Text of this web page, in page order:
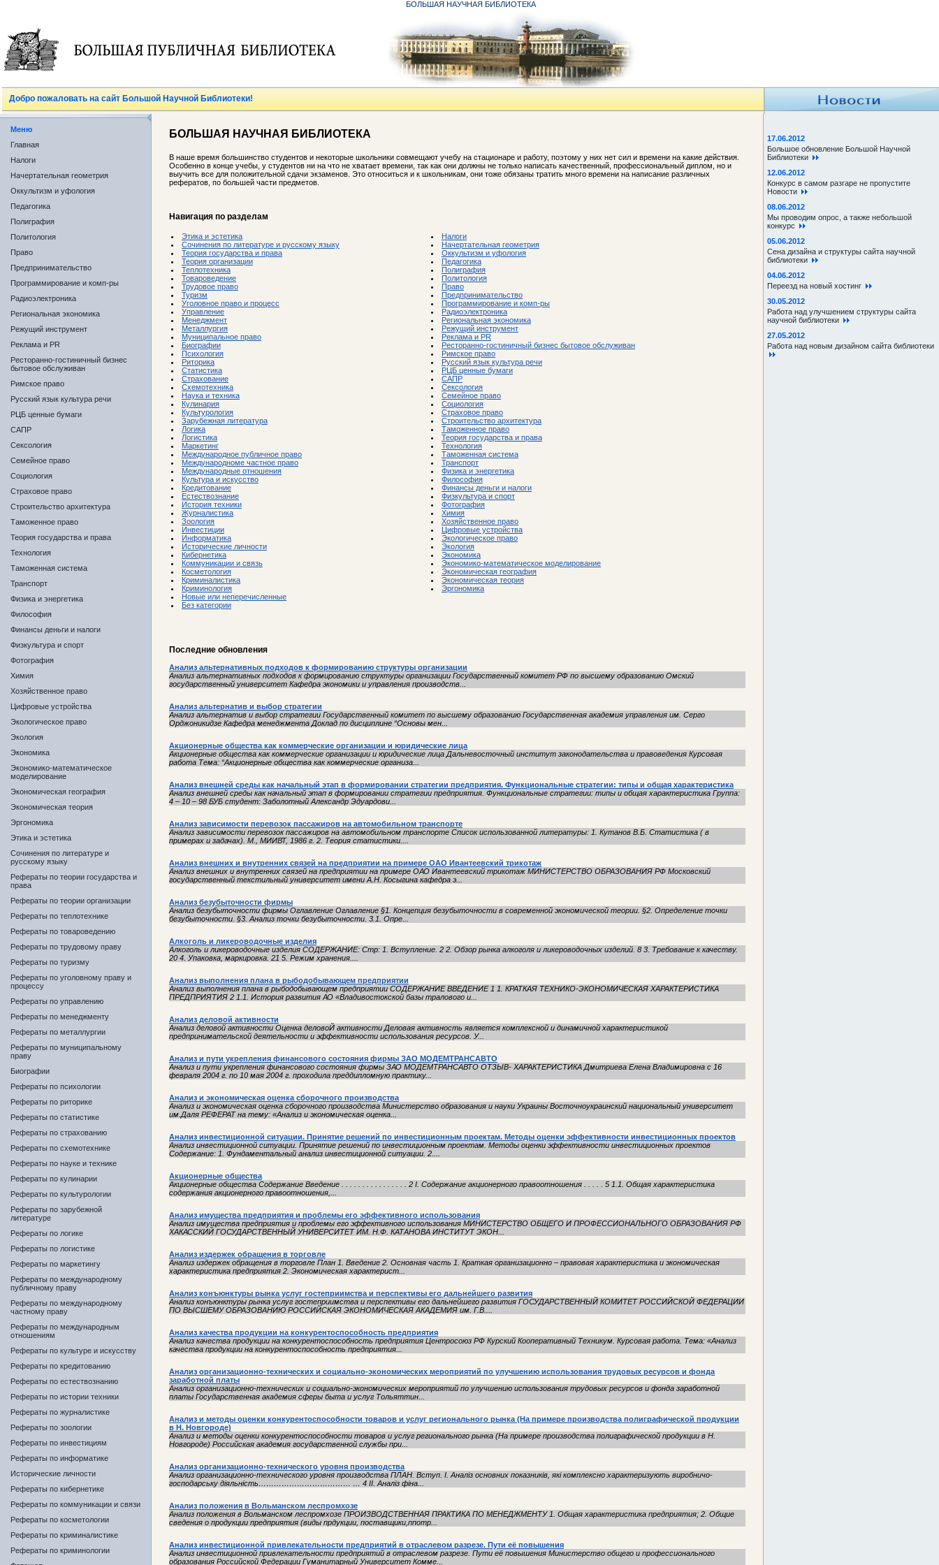
БОЛЬШАЯ НАУЧНАЯ БИБЛИОТЕКА
Добро пожаловать на сайт Большой Научной Библиотеки!
Меню
Главная
Налоги
Начертательная геометрия
Оккультизм и уфология
Педагогика
Полиграфия
Политология
Право
Предпринимательство
Программирование и комп-ры
Радиоэлектроника
Региональная экономика
Режущий инструмент
Реклама и PR
Ресторанно-гостиничный бизнес
бытовое обслуживан
Римское право
Русский язык культура речи
РЦБ ценные бумаги
САПР
Сексология
Семейное право
Социология
Страховое право
Строительство архитектура
Таможенное право
Теория государства и права
Технология
Таможенная система
Транспорт
Физика и энергетика
Философия
Финансы деньги и налоги
Физкультура и спорт
Фотография
Химия
Хозяйственное право
Цифровые устройства
Экологическое право
Экология
Экономика
Экономико-математическое
моделирование
Экономическая география
Экономическая теория
Эргономика
Этика и эстетика
Сочинения по литературе и
русскому языку
Рефераты по теории государства и
права
Рефераты по теории организации
Рефераты по теплотехнике
Рефераты по товароведению
Рефераты по трудовому праву
Рефераты по туризму
Рефераты по уголовному праву и
процессу
Рефераты по управлению
Рефераты по менеджменту
Рефераты по металлургии
Рефераты по муниципальному
праву
Биографии
Рефераты по психологии
Рефераты по риторике
Рефераты по статистике
Рефераты по страхованию
Рефераты по схемотехнике
Рефераты по науке и технике
Рефераты по кулинарии
Рефераты по культурологии
Рефераты по зарубежной
литературе
Рефераты по логике
Рефераты по логистике
Рефераты по маркетингу
Рефераты по международному
публичному праву
Рефераты по международному
частному праву
Рефераты по международным
отношениям
Рефераты по культуре и искусству
Рефераты по кредитованию
Рефераты по естествознанию
Рефераты по истории техники
Рефераты по журналистике
Рефераты по зоологии
Рефераты по инвестициям
Рефераты по информатике
Исторические личности
Рефераты по кибернетике
Рефераты по коммуникации и связи
Рефераты по косметологии
Рефераты по криминалистике
Рефераты по криминологии
БОЛЬШАЯ НАУЧНАЯ БИБЛИОТЕКА
В наше время большинство студентов и некоторые школьники совмещают учебу на стационаре и работу, поэтому у них нет сил и времени на какие действия.
Особенно в конце учебы, у студентов ни на что не хватает времени, так как они должны не только написать качественный, профессиональный диплом, но и
выучить все для положительной сдачи экзаменов. Это относиться и к школьникам, они тоже обязаны тратить много времени на написание различных
рефератов, по большей части предметов.
Навигация по разделам
Этика и эстетика
Сочинения по литературе и русскому языку
Теория государства и права
Теория организации
Теплотехника
Товароведение
Трудовое право
Туризм
Уголовное право и процесс
Управление
Менеджмент
Металлургия
Муниципальное право
Биографии
Психология
Риторика
Статистика
Страхование
Схемотехника
Наука и техника
Кулинария
Культурология
Зарубежная литература
Логика
Логистика
Маркетинг
Международное публичное право
Международноме частное право
Международные отношения
Культура и искусство
Кредитование
Естествознание
История техники
Журналистика
Зоология
Инвестиции
Информатика
Исторические личности
Кибернетика
Коммуникации и связь
Косметология
Криминалистика
Криминология
Новые или неперечисленные
Без категории
Налоги
Начертательная геометрия
Оккультизм и уфология
Педагогика
Полиграфия
Политология
Право
Предпринимательство
Программирование и комп-ры
Радиоэлектроника
Региональная экономика
Режущий инструмент
Реклама и PR
Ресторанно-гостиничный бизнес бытовое обслуживан
Римское право
Русский язык культура речи
РЦБ ценные бумаги
САПР
Сексология
Семейное право
Социология
Страховое право
Строительство архитектура
Таможенное право
Теория государства и права
Технология
Таможенная система
Транспорт
Физика и энергетика
Философия
Финансы деньги и налоги
Физкультура и спорт
Фотография
Химия
Хозяйственное право
Цифровые устройства
Экологическое право
Экология
Экономика
Экономико-математическое моделирование
Экономическая география
Экономическая теория
Эргономика
Последние обновления
Анализ альтернативных подходов к формированию структуры организации
Анализ альтернативных подходов к формированию структуры организации Государственный комитет РФ по высшему образованию Омский
государственный университет Кафедра экономики и управления производств...
Анализ альтернатив и выбор стратегии
Анализ альтернатив и выбор стратегии Государственный комитет по высшему образованию Государственная академия управления им. Серго
Орджоникидзе Кафедра менеджмента Доклад по дисциплине “Основы мен...
Акционерные общества как коммерческие организации и юридические лица
Акционерные общества как коммерческие организации и юридические лица Дальневосточный институт законодательства и правоведения Курсовая
работа Тема: “Акционерные общества как коммерческие организа...
Анализ внешней среды как начальный этап в формировании стратегии предприятия. Функциональные стратегии: типы и общая характеристика
Анализ внешней среды как начальный этап в формировании стратегии предприятия. Функциональные стратегии: типы и общая характеристика Группа:
4 – 10 – 98 БУБ студент: Заболотный Александр Эдуардови...
Анализ зависимости перевозок пассажиров на автомобильном транспорте
Анализ зависимости перевозок пассажиров на автомобильном транспорте Список использованной литературы: 1. Кутанов В.Б. Статистика ( в
примерах и задачах). М., МИИВТ, 1986 г. 2. Теория статистики....
Анализ внешних и внутренних связей на предприятии на примере ОАО Ивантеевский трикотаж
Анализ внешних и внутренних связей на предприятии на примере ОАО Ивантеевский трикотаж МИНИСТЕРСТВО ОБРАЗОВАНИЯ РФ Московский
государственный текстильный университет имени А.Н. Косыгина кафедра э...
Анализ безубыточности фирмы
Анализ безубыточности фирмы Оглавление Оглавление §1. Концепция безубыточности в современной экономической теории. §2. Определение точки
безубыточности. §3. Анализ точки безубыточности. 3.1. Опре...
Алкоголь и ликероводочные изделия
Алкоголь и ликероводочные изделия СОДЕРЖАНИЕ: Стр: 1. Вступление. 2 2. Обзор рынка алкоголя и ликероводочных изделий. 8 3. Требование к качеству.
20 4. Упаковка, маркировка. 21 5. Режим хранения....
Анализ выполнения плана в рыбодобывающем предприятии
Анализ выполнения плана в рыбодобывающем предприятии СОДЕРЖАНИЕ ВВЕДЕНИЕ 1 1. КРАТКАЯ ТЕХНИКО-ЭКОНОМИЧЕСКАЯ ХАРАКТЕРИСТИКА
ПРЕДПРИЯТИЯ 2 1.1. История развития АО «Владивостокской базы тралового и...
Анализ деловой активности
Анализ деловой активности Оценка деловоЙ активности Деловая активность является комплексной и динамичной характеристикой
предпринимательской деятельности и эффективности использования ресурсов. У...
Анализ и пути укрепления финансового состояния фирмы ЗАО МОДЕМТРАНСАВТО
Анализ и пути укрепления финансового состояния фирмы ЗАО МОДЕМТРАНСАВТО ОТЗЫВ- ХАРАКТЕРИСТИКА Дмитриева Елена Владимировна с 16
февраля 2004 г. по 10 мая 2004 г. проходила преддипломную практику...
Анализ и экономическая оценка сборочного производства
Анализ и экономическая оценка сборочного производства Министерство образования и науки Украины Восточноукраинский национальный университет
им.Даля РЕФЕРАТ на тему: «Анализ и экономическая оценка...
Анализ инвестиционной ситуации. Принятие решений по инвестиционным проектам. Методы оценки эффективности инвестиционных проектов
Анализ инвестиционной ситуации. Принятие решений по инвестиционным проектам. Методы оценки эффективности инвестиционных проектов
Содержание: 1. Фундаментальный анализ инвестиционной ситуации. 2....
Акционерные общества
Акционерные общества Содержание Введение . . . . . . . . . . . . . . . . 2 I. Содержание акционерного правоотношения . . . . . 5 1.1. Общая характеристика
содержания акционерного правоотношения,...
Анализ имущества предприятия и проблемы его эффективного использования
Анализ имущества предприятия и проблемы его эффективного использования МИНИСТЕРСТВО ОБЩЕГО И ПРОФЕССИОНАЛЬНОГО ОБРАЗОВАНИЯ РФ
ХАКАССКИЙ ГОСУДАРСТВЕННЫЙ УНИВЕРСИТЕТ ИМ. Н.Ф. КАТАНОВА ИНСТИТУТ ЭКОН...
Анализ издержек обращения в торговле
Анализ издержек обращения в торговле План 1. Введение 2. Основная часть 1. Краткая организационно – правовая характеристика и экономическая
характеристика предприятия 2. Экономическая характерист...
Анализ конъюнктуры рынка услуг гостеприимства и перспективы его дальнейшего развития
Анализ конъюнктуры рынка услуг гостеприимства и перспективы его дальнейшего развития ГОСУДАРСТВЕННЫЙ КОМИТЕТ РОССИЙСКОЙ ФЕДЕРАЦИИ
ПО ВЫСШЕМУ ОБРАЗОВАНИЮ РОССИЙСКАЯ ЭКОНОМИЧЕСКАЯ АКАДЕМИЯ им. Г.В....
Анализ качества продукции на конкурентоспособность предприятия
Анализ качества продукции на конкурентоспособность предприятия Центросоюз РФ Курский Кооперативный Техникум. Курсовая работа. Тема: «Анализ
качества продукции на конкурентоспособность предприятия...
Анализ организационно-технических и социально-экономических мероприятий по улучшению использования трудовых ресурсов и фонда
заработной платы
Анализ организационно-технических и социально-экономических мероприятий по улучшению использования трудовых ресурсов и фонда заработной
платы Государственная академия сферы быта и услуг Тольяттин...
Анализ и методы оценки конкурентоспособности товаров и услуг регионального рынка (На примере производства полиграфической продукции
в Н. Новгороде)
Анализ и методы оценки конкурентоспособности товаров и услуг регионального рынка (На примере производства полиграфической продукции в Н.
Новгороде) Российская академия государственной службы при...
Анализ организационно-технического уровня производства
Анализ организационно-технического уровня производства ПЛАН. Вступ. І. Аналіз основних показників, які комплексно характеризують виробничо-
господарську діяльність……………………………… … 4 ІІ. Аналіз фіна...
Анализ положения в Вольманском леспромхозе
Анализ положения в Вольманском леспромхозе ПРОИЗВОДСТВЕННАЯ ПРАКТИКА ПО МЕНЕДЖМЕНТУ 1. Общая характеристика предприятия; 2. Общие
сведения о продукции предприятия (виды прдукции, поставщики,ппотр...
Анализ инвестиционной привлекательности предприятий в отраслевом разрезе. Пути её повышения
Анализ инвестиционной привлекательности предприятий в отраслевом разрезе. Пути её повышения Министерство общего и профессионального
образования Российской Федерации Гуманитарный Университет Комме...
17.06.2012
Большое обновление Большой Научной
Библиотеки
12.06.2012
Конкурс в самом разгаре не пропустите
Новости
08.06.2012
Мы проводим опрос, а также небольшой
конкурс
05.06.2012
Сена дизайна и структуры сайта научной
библиотеки
04.06.2012
Переезд на новый хостинг
30.05.2012
Работа над улучшением структуры сайта
научной библиотеки
27.05.2012
Работа над новым дизайном сайта библиотеки